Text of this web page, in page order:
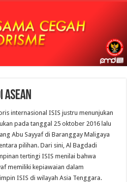
Asean
internasional ISIS justru menunjukan
pada tanggal 25 oktober 2016 lalu
Abu Sayyaf di Baranggay Maligaya
pilihan. Dari sini, Al Bagdadi
tertingi ISIS menilai bahwa
memiliki kepiawaian dalam
ISIS di wilayah Asia Tenggara.